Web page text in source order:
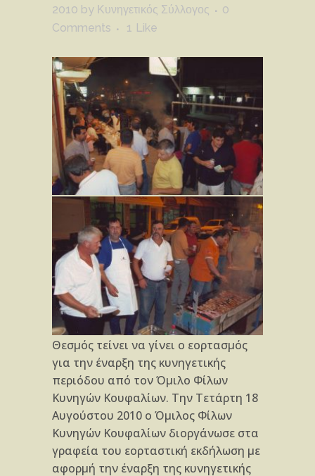
2010 by Κυνηγετικός Σύλλογος
0
Comments
1 Like
Θεσμός τείνει να γίνει ο εορτασμός
για την έναρξη της κυνηγετικής
περιόδου από τον Όμιλο Φίλων
Κυνηγών Κουφαλίων. Την Τετάρτη 18
Αυγούστου 2010 ο Όμιλος Φίλων
Κυνηγών Κουφαλίων διοργάνωσε στα
γραφεία του εορταστική εκδήλωση με
αφορμή την έναρξη της κυνηγετικής